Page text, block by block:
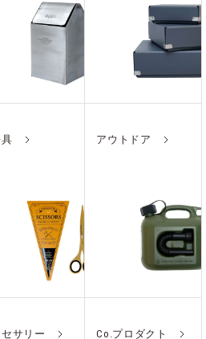
アウトドア
サリー Co.プロダクト